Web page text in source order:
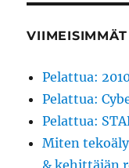
Pelattua:
Pelattua:
Pelattua:
Miten